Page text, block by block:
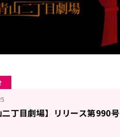
二丁目劇場】リリース第990号